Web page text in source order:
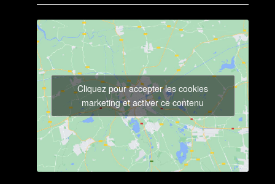
Cliquez pour accepter les cookies
marketing et activer ce contenu